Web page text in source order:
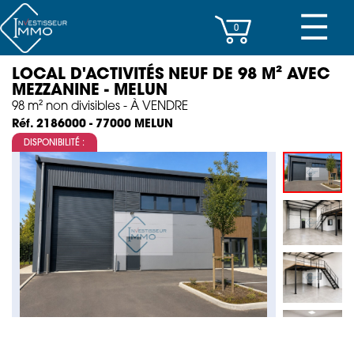
CENTRES D’AFFAIRES
IMMEUBLES DE RAPPORT
PROPERTY MANAGEMENT
PROGRAMMES NEUFS
INVESTISSEMENT
ACTUALITÉS
☰
0
LOCAL D'ACTIVITÉS NEUF DE 98 M² AVEC
MEZZANINE - MELUN
98 m² non divisibles - À VENDRE
Réf. 2186000 - 77000 MELUN
DISPONIBILITÉ :